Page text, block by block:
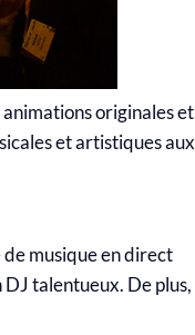
animations originales et
et artistiques aux
musique en direct
DJ talentueux. De plus,